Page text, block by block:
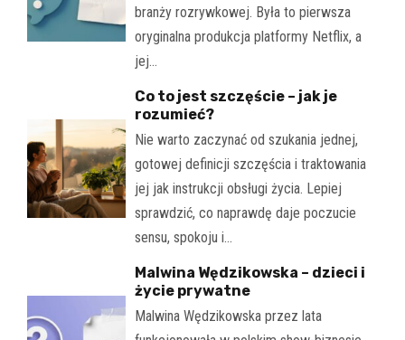
branży rozrywkowej. Była to pierwsza
oryginalna produkcja platformy Netflix, a
jej…
Co to jest szczęście – jak je
rozumieć?
Nie warto zaczynać od szukania jednej,
gotowej definicji szczęścia i traktowania
jej jak instrukcji obsługi życia. Lepiej
sprawdzić, co naprawdę daje poczucie
sensu, spokoju i…
Malwina Wędzikowska – dzieci i
życie prywatne
Malwina Wędzikowska przez lata